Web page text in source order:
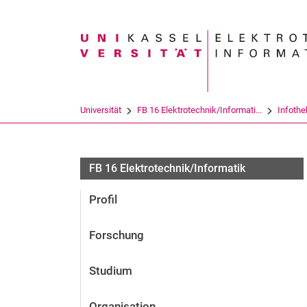
Suchbegriff
Universität FB 16 Elektrotechnik/Informati...
FB 16 Elektrotechnik/Informatik
Profil
Forschung
Studium